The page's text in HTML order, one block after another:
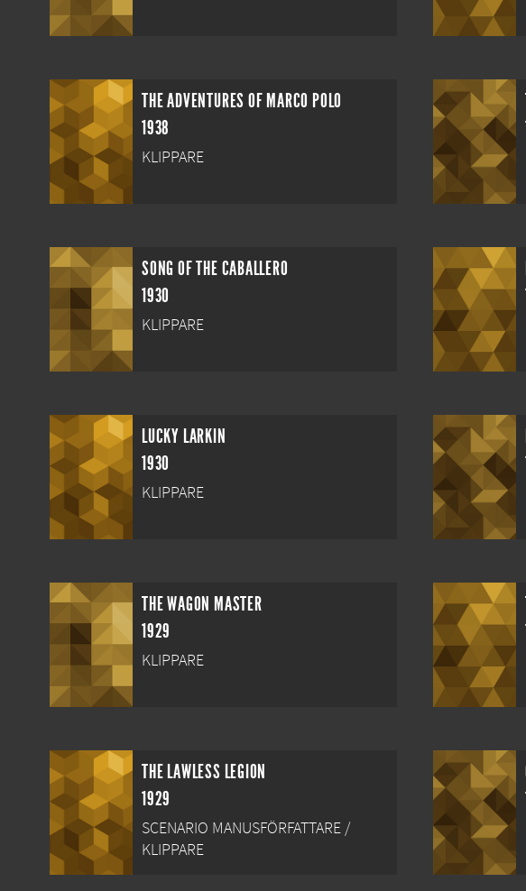
THE ADVENTURES OF MARCO POLO
1938
KLIPPARE
SONG OF THE CABALLERO
1930
KLIPPARE
LUCKY LARKIN
1930
KLIPPARE
THE WAGON MASTER
1929
KLIPPARE
THE LAWLESS LEGION
1929
SCENARIO MANUSFÖRFATTARE /
KLIPPARE